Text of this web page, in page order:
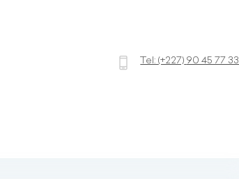
Tel:(+227) 90 45 77 33